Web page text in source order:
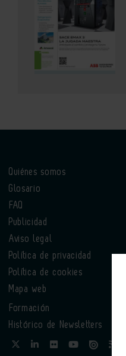
Quiénes somos
Glosario
FAQ
Publicidad
Aviso legal
Política de privacidad
Política de cookies
Mapa web
Formación
Histórico de Newsletters